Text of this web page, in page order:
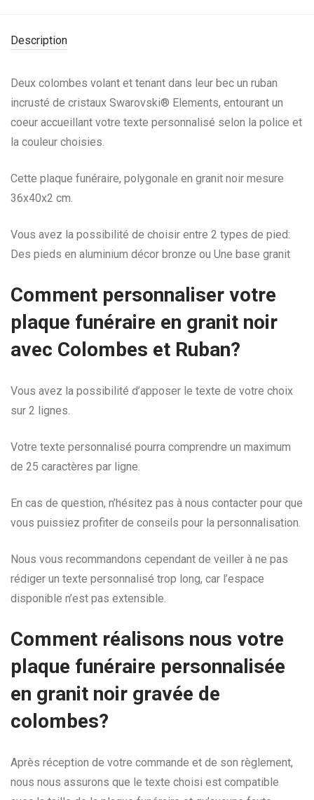
Description
Deux colombes volant et tenant dans leur bec un ruban
incrusté de cristaux Swarovski® Elements, entourant un
coeur accueillant votre texte personnalisé selon la police et
la couleur choisies.
Cette plaque funéraire, polygonale en granit noir mesure
36x40x2 cm.
Vous avez la possibilité de choisir entre 2 types de pied:
Des pieds en aluminium décor bronze ou Une base granit
Comment personnaliser votre
plaque funéraire en granit noir
avec Colombes et Ruban?
Vous avez la possibilité d’apposer le texte de votre choix
sur 2 lignes.
Votre texte personnalisé pourra comprendre un maximum
de 25 caractères par ligne.
En cas de question, n’hésitez pas à nous contacter pour que
vous puissiez profiter de conseils pour la personnalisation.
Nous vous recommandons cependant de veiller à ne pas
rédiger un texte personnalisé trop long, car l’espace
disponible n’est pas extensible.
Comment réalisons nous votre
plaque funéraire personnalisée
en granit noir gravée de
colombes?
Après réception de votre commande et de son règlement,
nous nous assurons que le texte choisi est compatible